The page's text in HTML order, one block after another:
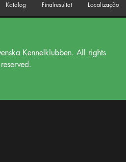
Katalog Finalresultat Localização
Kennelklubben. All rights
reserved.